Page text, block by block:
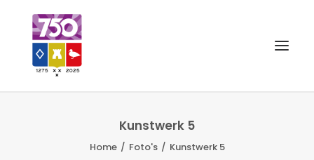
OUD GASTEL 750Kunstwerk 5
Home Foto's Kunstwerk 5